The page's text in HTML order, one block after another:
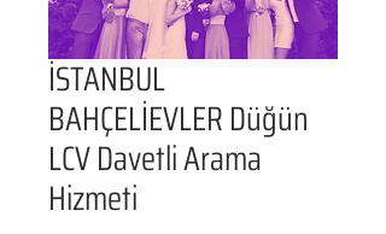
İSTANBUL
BAHÇELİEVLER Düğün
LCV Davetli Arama
Hizmeti